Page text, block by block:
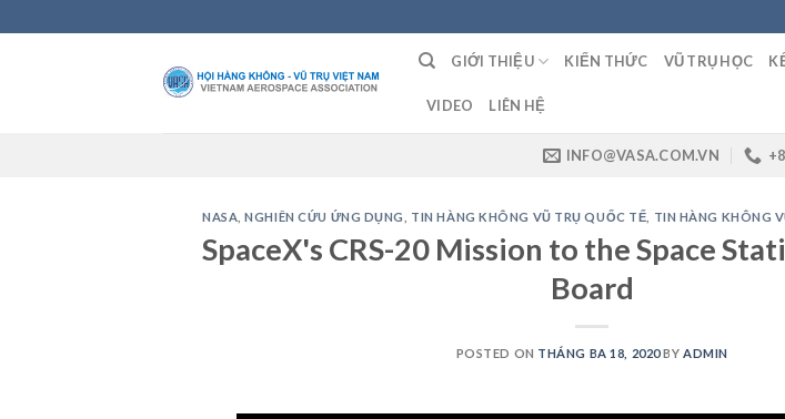
to
GIỚI THIỆU KIẾN THỨC VŨ TRỤ HỌC
VIDEO LIÊN HỆ
INFO@VASA.COM.VN
NASA ,NGHIÊN CỨU ỨNG DỤNG TIN HÀNG KHÔNG VŨ TRỤ QUỐC TẾ TIN HÀNG KHÔNG
SpaceX's CRS-20 Mission to the Space
Board
POSTED ON THÁNG BA 18, 2020BY ADMIN